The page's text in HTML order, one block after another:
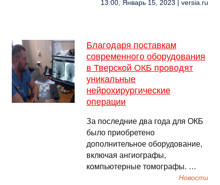
13:00, Январь 15, 2023 | versia.ru
Благодаря поставкам
современного оборудования
в Тверской ОКБ проводят
уникальные
нейрохирургические
операции
За последние два года для ОКБ
было приобретено
дополнительное оборудование,
включая ангиографы,
компьютерные томографы. …
Новости